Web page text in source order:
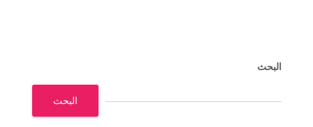
البحث
البحث